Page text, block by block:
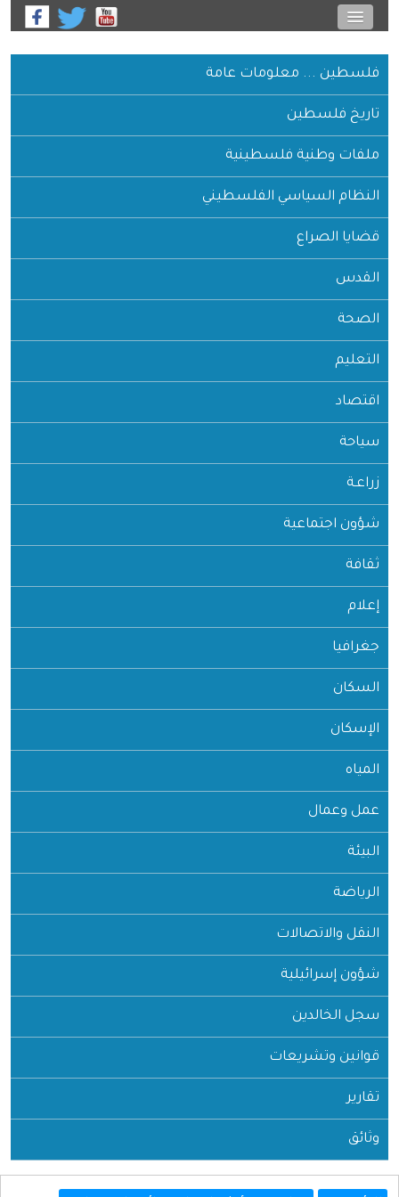
فلسطين ... معلومات عامة
تاريخ فلسطين
ملفات وطنية فلسطينية
النظام السياسي الفلسطيني
قضايا الصراع
القدس
الصحة
التعليم
اقتصاد
سياحة
زراعـة
شؤون اجتماعية
ثقافة
إعلام
جغرافيا
السكان
الإسكان
المياه
عمل وعمال
البيئة
الرياضة
النقل والاتصالات
شؤون إسرائيلية
سجل الخالدين
قوانين وتشريعات
تقارير
وثائق